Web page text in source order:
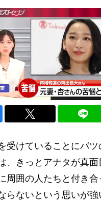
受けていることにバツ
、きっとアナタが真面
周囲の人たちと付き
らないという思いが